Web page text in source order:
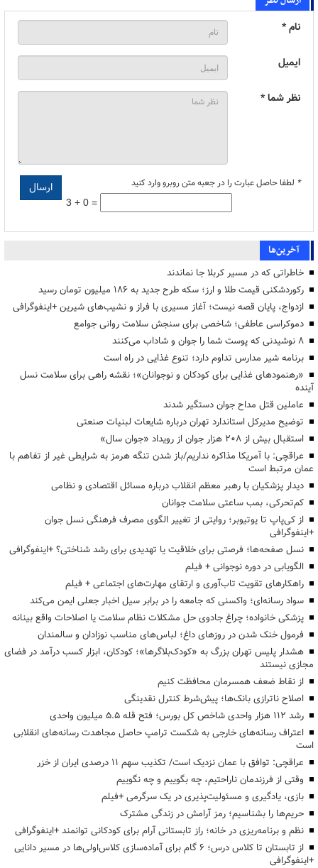
نام *
ایمیل
نظر شما *
* لطفا حاصل عبارت را در جعبه متن روبرو وارد کنید
3 + 0 =
آخرین‌ها
خاطراتی که در مسیر کربلا جا نماندند
رکوردشکنی قیمت طلا و ارز؛ سکه طرح جدید به ۱۸۶ میلیون تومان رسید
ازدواج، پایان قصه نیست؛ آغاز مسیری با فراز و نشیب‌های شیرین +اینفوگرافی
دموکراسی عاطفی؛ شاخصی برای سنجش سلامت روانی جوامع
۸ نوشیدنی که پوست شما را جوان و شاداب می‌کنند
برنامه شیر مدارس تداوم دارد؛ تنوع غذایی در راه است
«رهنمودهای غذایی برای کودکان و نوجوانان»؛ نقشه راهی برای سلامت نسل
آینده
عاملین قتل مداح جوان دستگیر شدند
توضیح مدیرکل استاندارد تهران درباره شایعات لبنیات صنعتی
استقبال بیش از ۲۰۸ هزار جوان از رویداد «جوان سال»
عراقچی: با آمریکا مذاکره نداریم/باز شدن تنگه هرمز به شرایطی غیر از تفاهم با
عمان مرتبط است
دیدار پزشکیان با رهبر معظم انقلاب درباره مسائل اقتصادی و نظامی
کم‌تحرکی، بمب ساعتی سلامت جوانان
از کی‌پاپ تا یوتیوبر؛ روایتی از تغییر الگوی مصرف فرهنگی نسل جوان
+اینفوگرافی
نسل صفحه‌ها؛ فرصتی برای خلاقیت یا تهدیدی برای رشد شناختی؟ +اینفوگرافی
الگویابی در دوره نوجوانی + فیلم
راهکارهای تقویت تاب‌آوری و ارتقای مهارت‌های اجتماعی + فیلم
سواد رسانه‌ای؛ واکسنی که جامعه را در برابر سیل اخبار جعلی ایمن می‌کند
پزشکی خانواده؛ چراغ جادوی حل مشکلات نظام سلامت یا اصلاحات واقع بینانه
فرمول خنک شدن در روزهای داغ؛ لباس‌های مناسب نوزادان و سالمندان
هشدار پلیس تهران بزرگ به «کودک‌بلاگرها»؛ کودکان، ابزار کسب درآمد در فضای
مجازی نیستند
از نقاط ضعف همسرمان محافظت کنیم
اصلاح ناترازی بانک‌ها؛ پیش‌شرط کنترل نقدینگی
رشد ۱۱۲ هزار واحدی شاخص کل بورس؛ فتح قله ۵.۵ میلیون واحدی
اعتراف رسانه‌های خارجی به شکست ترامپ حاصل مجاهدت رسانه‌های انقلابی
است
عراقچی: توافق با عمان نزدیک است/ تکذیب سهم ۱۱ درصدی ایران از خزر
وقتی از فرزندمان ناراحتیم، چه بگوییم و چه نگوییم
بازی، یادگیری و مسئولیت‌پذیری در یک سرگرمی +فیلم
حریم‌ها را بشناسیم؛ رمز آرامش در زندگی مشترک
نظم و برنامه‌ریزی در خانه؛ راز تابستانی آرام برای کودکانی توانمند +اینفوگرافی
از تابستان تا کلاس درس؛ ۶ گام برای آماده‌سازی کلاس‌اولی‌ها در مسیر دانایی
+اینفوگرافی